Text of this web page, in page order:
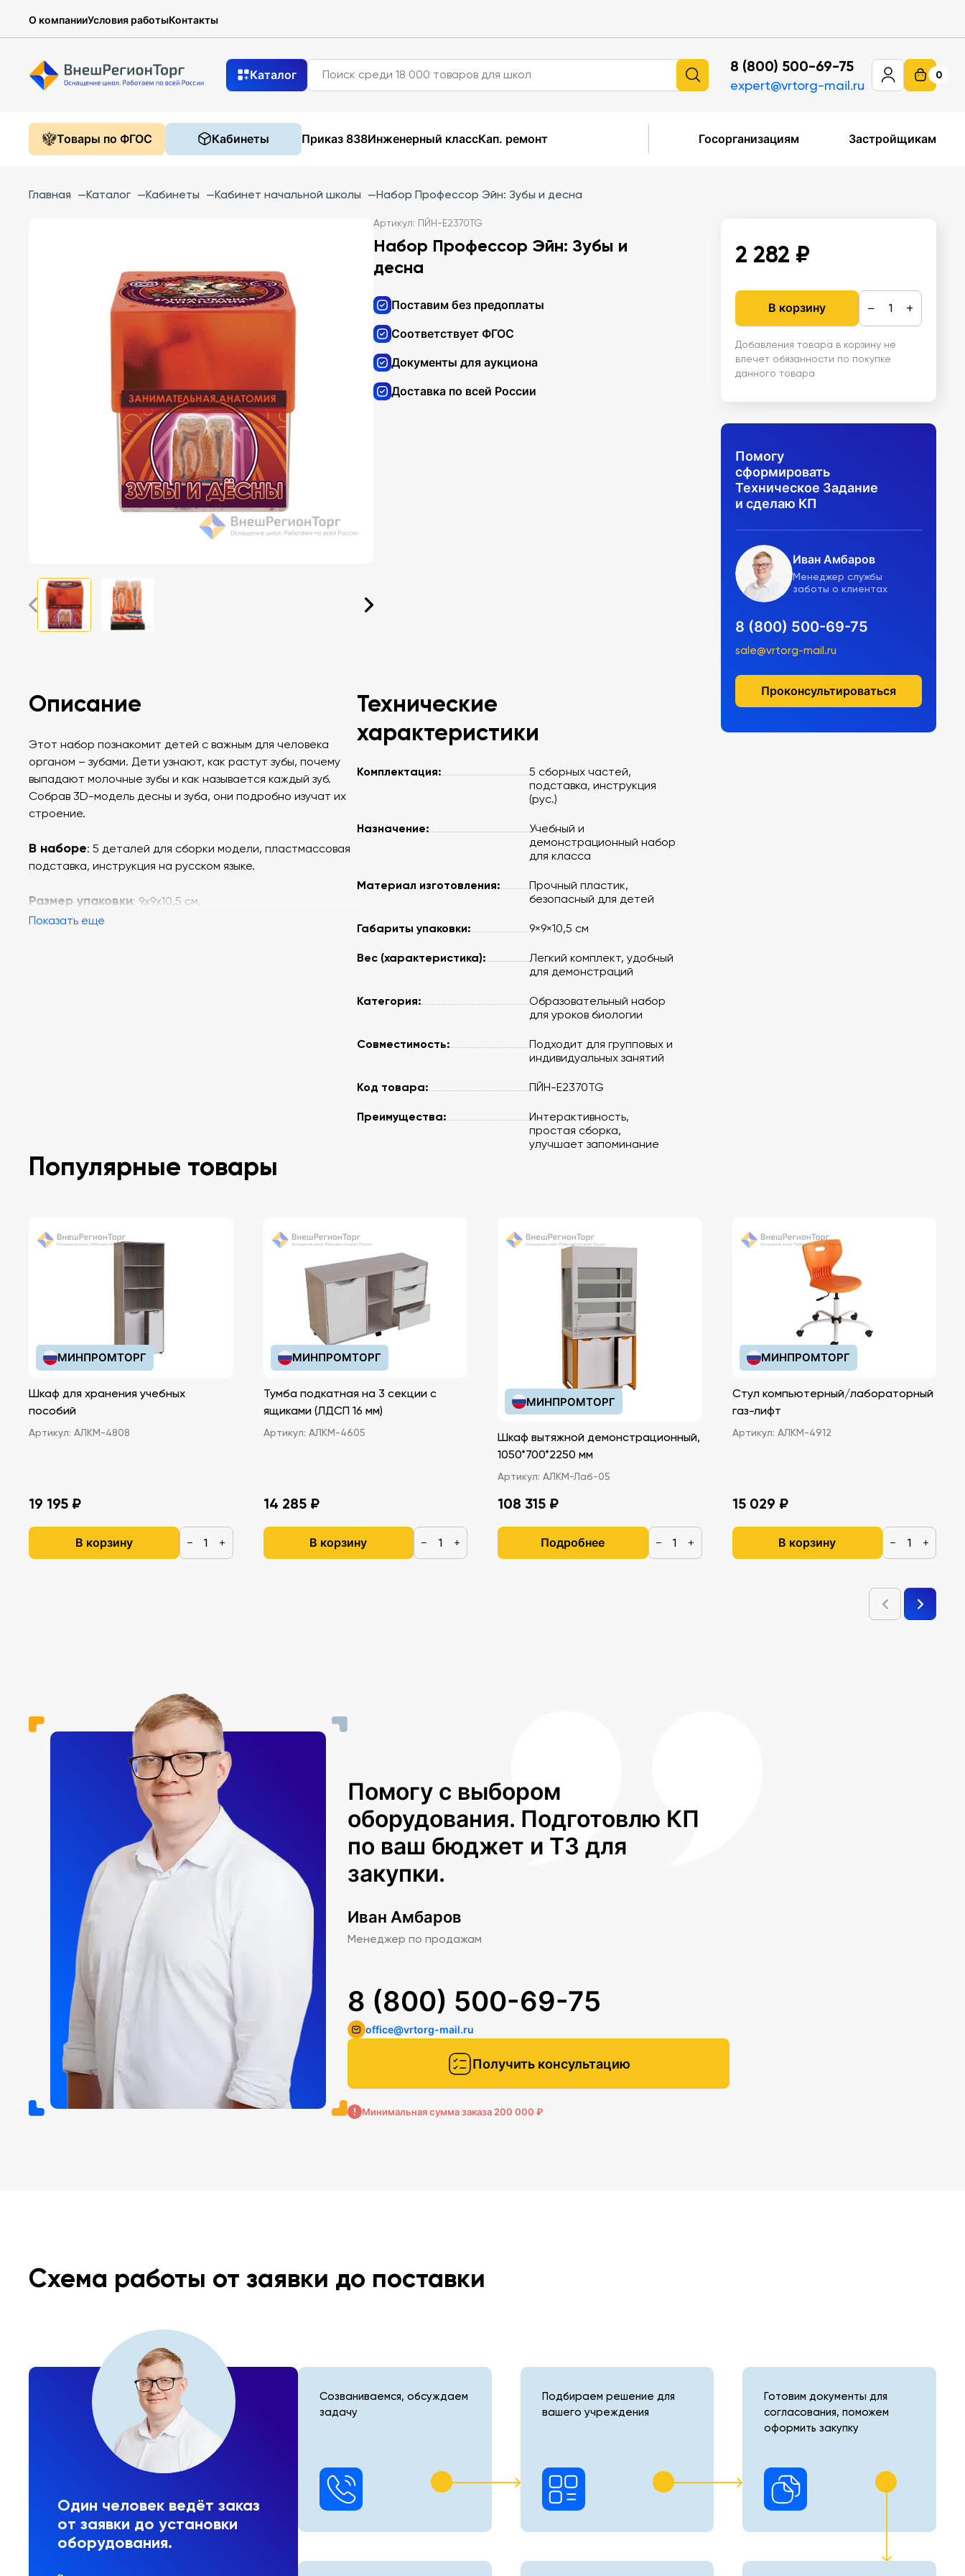
О компанииУсловия работыКонтакты
Каталог 8 (800) 500-69-75
expert@vrtorg-mail.ru
0
Товары по ФГОС Кабинеты Приказ 838Инженерный классКап. ремонт Госорганизациям Застройщикам
Главная —Каталог —Кабинеты —Кабинет начальной школы —Набор Профессор Эйн: Зубы и десна
Артикул: ПЙН-E2370TG
Набор Профессор Эйн: Зубы и
десна
Поставим без предоплаты
Соответствует ФГОС
Документы для аукциона
Доставка по всей России
2 282 ₽
В корзину − +
Добавления товара в корзину не
влечет обязанности по покупке
данного товара
Помогу
сформировать
Техническое Задание
и сделаю КП
Иван Амбаров
Менеджер службы
заботы о клиентах
8 (800) 500-69-75
sale@vrtorg-mail.ru
Проконсультироваться
Описание
Этот набор познакомит детей с важным для человека
органом – зубами. Дети узнают, как растут зубы, почему
выпадают молочные зубы и как называется каждый зуб.
Собрав 3D-модель десны и зуба, они подробно изучат их
строение.
В наборе: 5 деталей для сборки модели, пластмассовая
подставка, инструкция на русском языке.
Размер упаковки: 9х9х10,5 см.
Показать еще
Технические
характеристики
Комплектация:
5 сборных частей,
подставка, инструкция
(рус.)
Назначение:
Учебный и
демонстрационный набор
для класса
Материал изготовления:
Прочный пластик,
безопасный для детей
Габариты упаковки: 9×9×10,5 см
Вес (характеристика):
Легкий комплект, удобный
для демонстраций
Категория:
Образовательный набор
для уроков биологии
Совместимость:
Подходит для групповых и
индивидуальных занятий
Код товара: ПЙН-E2370TG
Преимущества:
Интерактивность,
простая сборка,
улучшает запоминание
Популярные товары
МИНПРОМТОРГ
Шкаф для хранения учебных
пособий
Артикул: АЛКМ-4808
19 195 ₽
В корзину − +
МИНПРОМТОРГ
Тумба подкатная на 3 секции с
ящиками (ЛДСП 16 мм)
Артикул: АЛКМ-4605
14 285 ₽
В корзину − +
МИНПРОМТОРГ
Шкаф вытяжной демонстрационный,
1050*700*2250 мм
Артикул: АЛКМ-Лаб-05
108 315 ₽
Подробнее − +
МИНПРОМТОРГ
Стул компьютерный/лабораторный
газ-лифт
Артикул: АЛКМ-4912
15 029 ₽
В корзину − +
Помогу с выбором
оборудования. Подготовлю КП
по ваш бюджет и ТЗ для
закупки.
Иван Амбаров
Менеджер по продажам
Получить консультацию
8 (800) 500-69-75
office@vrtorg-mail.ru
Минимальная сумма заказа 200 000 ₽
Схема работы от заявки до поставки
Один человек ведёт заказ
от заявки до установки
оборудования.
Созваниваемся, обсуждаем
задачу
Подбираем решение для
вашего учреждения
Готовим документы для
согласования, поможем
оформить закупку